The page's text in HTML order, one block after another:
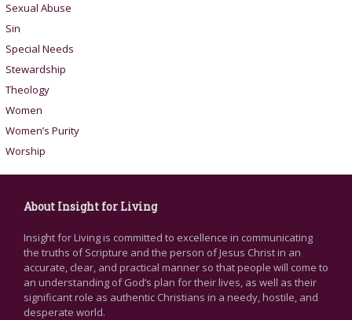
Sexual Abuse
Sin
Special Needs
Stewardship
Theology
Women
Women’s Purity
Worship
About Insight for Living
Insight for Living is committed to excellence in communicating
the truths of Scripture and the person of Jesus Christ in an
accurate, clear, and practical manner so that people will come to
an understanding of God’s plan for their lives, as well as their
significant role as authentic Christians in a needy, hostile, and
desperate world.